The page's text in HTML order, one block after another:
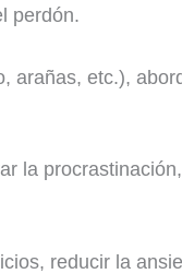
perdón.
arañas, etc.),
la
reducir la